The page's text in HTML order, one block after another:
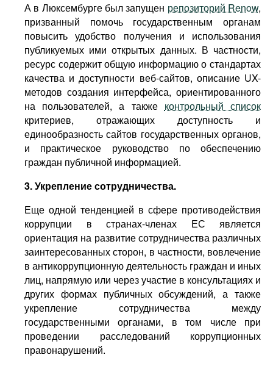
А в Люксембурге был запущен репозиторий Renow,
призванный помочь государственным органам
повысить удобство получения и использования
публикуемых ими открытых данных. В частности,
ресурс содержит общую информацию о стандартах
качества и доступности веб-сайтов, описание UX-
методов создания интерфейса, ориентированного
на пользователей, а также контрольный список
критериев, отражающих доступность и
единообразность сайтов государственных органов,
и практическое руководство по обеспечению
граждан публичной информацией.
3. Укрепление сотрудничества.
Еще одной тенденцией в сфере противодействия
коррупции в странах-членах ЕС является
ориентация на развитие сотрудничества различных
заинтересованных сторон, в частности, вовлечение
в антикоррупционную деятельность граждан и иных
лиц, напрямую или через участие в консультациях и
других формах публичных обсуждений, а также
укрепление сотрудничества между
государственными органами, в том числе при
проведении расследований коррупционных
правонарушений.